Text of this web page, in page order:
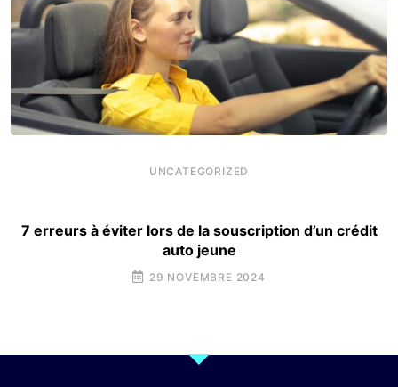
UNCATEGORIZED
7 erreurs à éviter lors de la souscription d’un crédit
auto jeune
29 NOVEMBRE 2024